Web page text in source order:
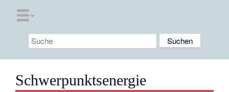
Schwerpunktsenergie